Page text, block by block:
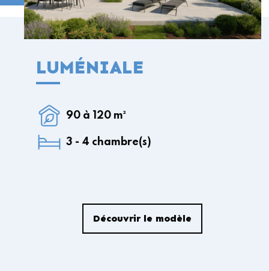
LUMÉNIALE
90 à 120 m²
3 - 4 chambre(s)
Découvrir le modèle